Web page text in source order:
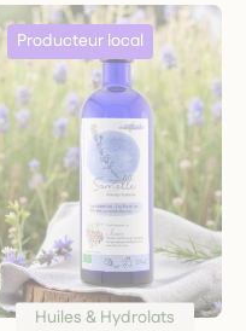
Huiles & Hydrolats